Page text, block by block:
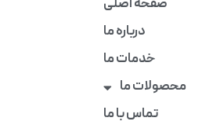
صفحه اصلی
درباره ما
خدمات ما
محصولات ما
تماس با ما